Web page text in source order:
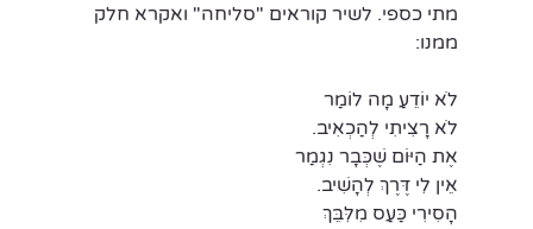
מתי כספי. לשיר קוראים "סליחה" ואקרא חלק
ממנו:
לֹא יוֹדֵעַ מָה לוֹמַר
לֹא רָצִיתִי לְהַכְאִיב.
אֶת הַיּוֹם שֶׁכְּבָר נִגְמַר
אֵין לִי דֶּרֶךְ לְהָשִׁיב.
הָסִירִי כַּעַס מִלִּבֵּךְ